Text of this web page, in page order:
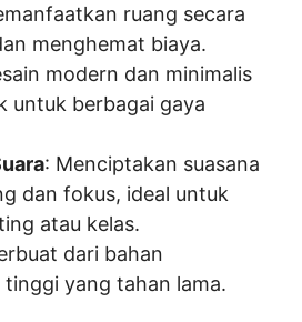
ruang secara
menghemat biaya.
modern dan minimalis
untuk berbagai gaya
: Menciptakan suasana
dan fokus, ideal untuk
atau kelas.
dari bahan
tinggi yang tahan lama.